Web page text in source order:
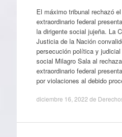
El máximo tribunal rechazó
extraordinario federal
la dirigente social jujeña. La
Justicia de la Nación
persecución política y
social Milagro Sala al
extraordinario federal
por violaciones al debido
diciembre 16, 2022 de